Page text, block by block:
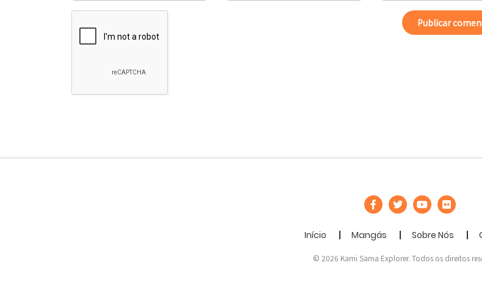
Início Mangás Sobre Nós
© 2026 Kami Sama Explorer. Todos os direitos